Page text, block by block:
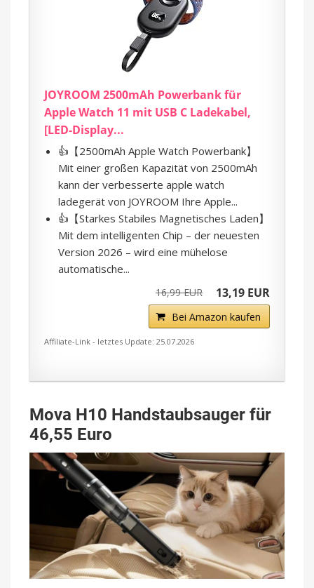
JOYROOM 2500mAh Powerbank für
Apple Watch 11 mit USB C Ladekabel,
[LED-Display...
👍【2500mAh Apple Watch Powerbank】
Mit einer großen Kapazität von 2500mAh
kann der verbesserte apple watch
ladegerät von JOYROOM Ihre Apple...
👍【Starkes Stabiles Magnetisches Laden】
Mit dem intelligenten Chip – der neuesten
Version 2026 – wird eine mühelose
automatische...
16,99 EUR 13,19 EUR
Bei Amazon kaufen
Affiliate-Link - letztes Update: 25.07.2026
Mova H10 Handstaubsauger für
46,55 Euro